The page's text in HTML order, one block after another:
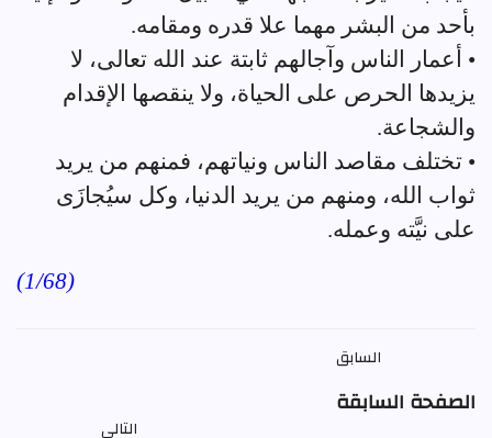
بأحد من البشر مهما علا قدره ومقامه.
• أعمار الناس وآجالهم ثابتة عند الله تعالى، لا
يزيدها الحرص على الحياة، ولا ينقصها الإقدام
والشجاعة.
• تختلف مقاصد الناس ونياتهم، فمنهم من يريد
ثواب الله، ومنهم من يريد الدنيا، وكل سيُجازَى
على نيَّته وعمله.
(1/68)
السابق
الصفحة السابقة
التالي